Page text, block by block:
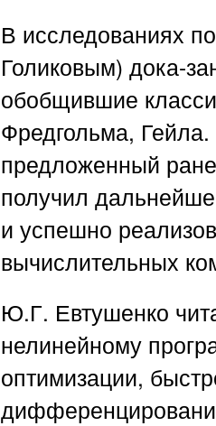
В исследованиях
Голиковым) дока-
обобщившие
Фредгольма,
предложенный
получил
и успешно
вычислительных
Ю.Г. Евтушенко
нелинейному
оптимизации,